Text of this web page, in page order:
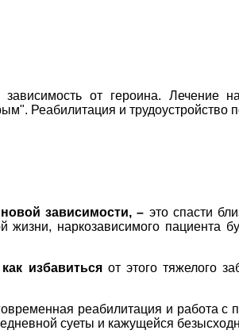
от героина. Лечение
Реабилитация и трудоустройство
зависимости, – это спасти
наркозависимого пациента
как избавиться от этого тяжелого
реабилитация и работа с
суеты и кажущейся